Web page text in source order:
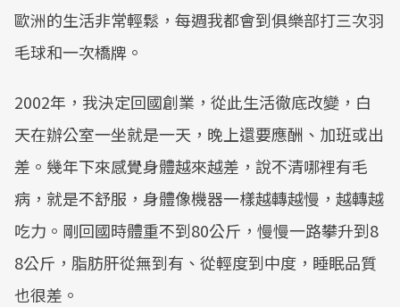
歐洲的生活非常輕鬆，每週我都會到俱樂部打三次羽
毛球和一次橋牌。
2002年，我決定回國創業，從此生活徹底改變，白
天在辦公室一坐就是一天，晚上還要應酬、加班或出
差。幾年下來感覺身體越來越差，說不清哪裡有毛
病，就是不舒服，身體像機器一樣越轉越慢，越轉越
吃力。剛回國時體重不到80公斤，慢慢一路攀升到8
8公斤，脂肪肝從無到有、從輕度到中度，睡眠品質
也很差。